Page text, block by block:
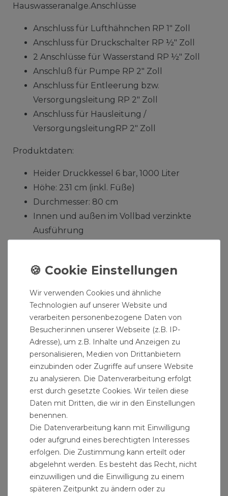
Hauswasseranalge.Anschlüsse
Anschluss für Lufthähnchen RP 1" Zoll
Anschluss für Druckschalter RP ½" Zoll
2 Anschlüsse für Wasserstand RP ½" Zoll
Anschluß für Pumpe RP 2" Zoll
Anschluss für Entleerung bzw.
Versorgungsleitung RP 2" Zoll
Anschluss für Hausleitung /
VersorgungsleitungRP 2" Zoll
Produktdaten:
Heider Druckkessel 6 bar, 1000 Liter
Höhe: 231 cm (inkl. Füße)
Durchmesser: 80 cm
Innen und außen im Vollbad verzinkte
Ausführung
2 Kranösen
Gewicht 192 kg
Herstellerinformation Heider Druckkessel:
Hinweis:Der Versand des Artikels erfolgt per
Spedition. Wir benötigen zwingend Ihre Telefon-
Nummer zur Avisierung. Bitte geben Sie diese bei
Ihrer Bestellung unbedingt an. Das Fehlen der
Telefonnummer kann zu Lieferverzögerungen
führen.
" >Druckkessel für Handwerker zum "
>Sanitärbedarf und eine
Wir verwenden Cookies und ähnliche
Technologien auf unserer Website und
verarbeiten personenbezogene Daten von
Besucher:innen unserer Webseite (z.B. IP-
Adresse), um z.B. Inhalte und Anzeigen zu
personalisieren, Medien von Drittanbietern
einzubinden oder Zugriffe auf unsere Website
zu analysieren. Die Datenverarbeitung erfolgt
erst durch gesetzte Cookies. Wir teilen diese
Daten mit Dritten, die wir in den Einstellungen
benennen.
Die Datenverarbeitung kann mit Einwilligung
oder aufgrund eines berechtigten Interesses
erfolgen. Die Zustimmung kann erteilt oder
abgelehnt werden. Es besteht das Recht, nicht
einzuwilligen und die Einwilligung zu einem
späteren Zeitpunkt zu ändern oder zu